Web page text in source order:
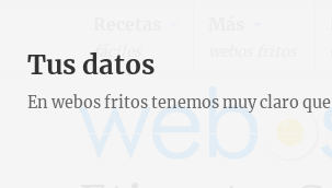
fáciles
Tus datos
En webos fritos tenemos muy claro que